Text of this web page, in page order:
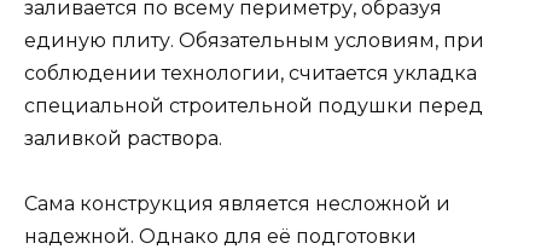
заливается по всему периметру, образуя
единую плиту. Обязательным условиям, при
соблюдении технологии, считается укладка
специальной строительной подушки перед
заливкой раствора.
Сама конструкция является несложной и
надежной. Однако для её подготовки